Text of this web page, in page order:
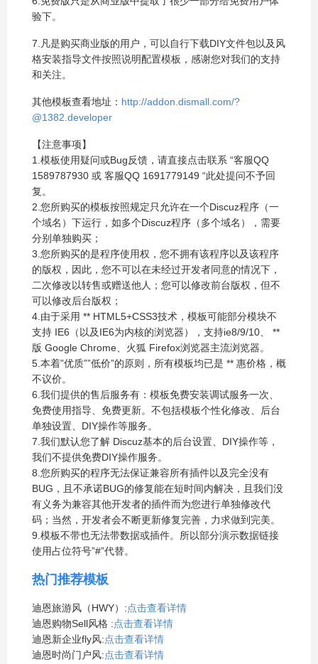
验下。
7.凡是购买商业版的用户，可以自行下载DIY文件包以及风
格安装指导文件按照说明配置模板，感谢您对我们的支持
和关注。
其他模板查看地址： http://addon.dismall.com/?
@1382.developer
【注意事项】
1.模板使用疑问或Bug反馈，请直接点击联系 “客服QQ
1589787930 或 客服QQ 1691779149 “此处提问不予回
复。
2.您所购买的模板按照规定只允许在一个Discuz程序（一
个域名）下运行，如多个Discuz程序（多个域名），需要
分别单独购买；
3.您所购买的是程序使用权，您不拥有该程序以及该程序
的版权，因此，您不可以在未经过开发者同意的情况下，
二次修改以转售或赠送他人；您可以修改前台版权，但不
可以修改后台版权；
4.由于采用 ** HTML5+CSS3技术，模板可能部分模块不
支持 IE6（以及IE6为内核的浏览器），支持ie8/9/10、 **
版 Google Chrome、火狐 Firefox浏览器主流浏览器。
5.本着”优质””低价”的原则，所有模板均已是 ** 惠价格，概
不议价。
6.我们提供的售后服务有：模板免费安装调试服务一次、
免费使用指导、免费更新。不包括模板个性化修改、后台
单独设置、DIY操作等服务。
7.我们默认您了解 Discuz基本的后台设置、DIY操作等，
我们不提供免费DIY操作服务。
8.您所购买的程序无法保证兼容所有插件以及完全没有
BUG，且不承诺BUG的修复能在短时间内解决，且我们没
有义务为兼容其他开发者的插件而为您进行单独修改代
码；当然，开发者会不断更新修复完善，力求做到完美。
9.模板不带也无法带数据或插件。所以部分演示数据链接
使用占位符号”#”代替。
热门推荐模板
迪恩旅游风（HWY）:点击查看详情
迪恩购物Sell风格 :点击查看详情
迪恩新企业fly风:点击查看详情
迪恩时尚门户风:点击查看详情